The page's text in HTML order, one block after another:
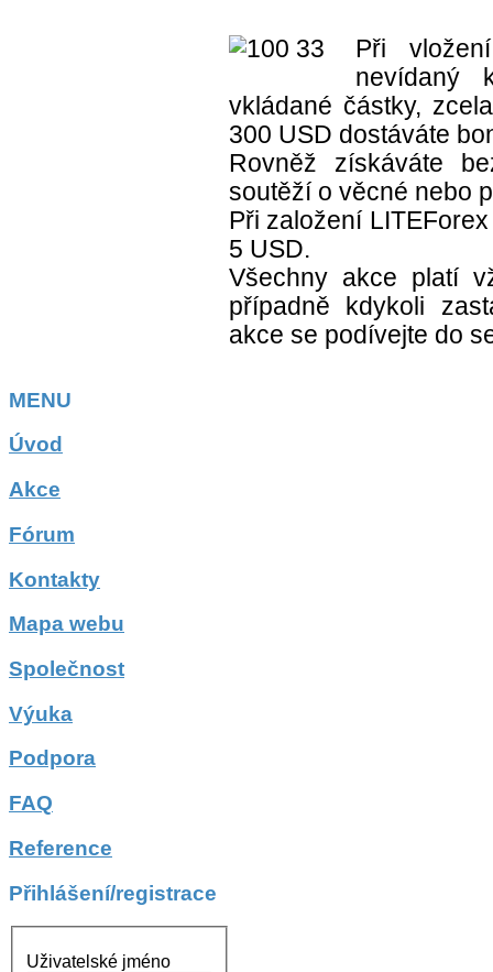
Při
nevídaný
vkládané částky,
300 USD dostáváte
Rovněž získáváte
soutěží o věcné nebo
Při založení
5 USD.
Všechny akce platí
případně kdykoli
akce se podívejte do
MENU
Úvod
Akce
Fórum
Kontakty
Mapa webu
Společnost
Výuka
Podpora
FAQ
Reference
Přihlášení/registrace
Uživatelské jméno